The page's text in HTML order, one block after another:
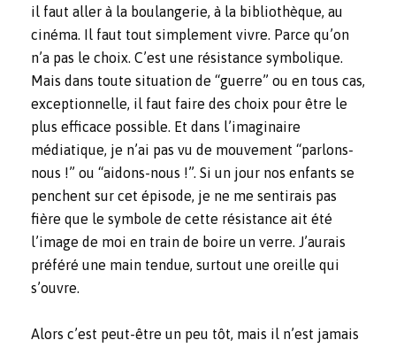
il faut aller à la boulangerie, à la bibliothèque, au
cinéma. Il faut tout simplement vivre. Parce qu’on
n’a pas le choix. C’est une résistance symbolique.
Mais dans toute situation de “guerre” ou en tous cas,
exceptionnelle, il faut faire des choix pour être le
plus efficace possible. Et dans l’imaginaire
médiatique, je n’ai pas vu de mouvement “parlons-
nous !” ou “aidons-nous !”. Si un jour nos enfants se
penchent sur cet épisode, je ne me sentirais pas
fière que le symbole de cette résistance ait été
l’image de moi en train de boire un verre. J’aurais
préféré une main tendue, surtout une oreille qui
s’ouvre.
Alors c’est peut-être un peu tôt, mais il n’est jamais